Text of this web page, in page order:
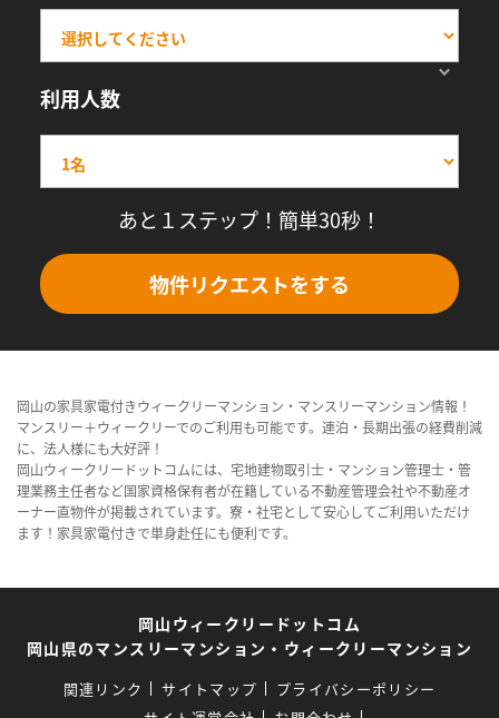
利用人数
あと１ステップ！簡単30秒！
物件リクエストをする
岡山の家具家電付きウィークリーマンション・マンスリーマンション情報！
マンスリー＋ウィークリーでのご利用も可能です。連泊・長期出張の経費削減
に、法人様にも大好評！
岡山ウィークリードットコムには、宅地建物取引士・マンション管理士・管
理業務主任者など国家資格保有者が在籍している不動産管理会社や不動産オ
ーナー直物件が掲載されています。寮・社宅として安心してご利用いただけ
ます！家具家電付きで単身赴任にも便利です。
岡山ウィークリードットコム
岡山県のマンスリーマンション・ウィークリーマンション
関連リンク サイトマップ
プライバシーポリシー